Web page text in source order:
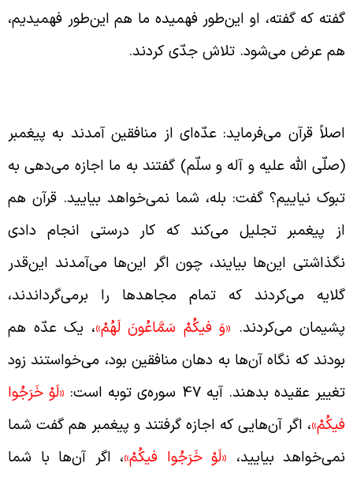
که گفته، او این‌طور فهمیده ما هم این‌طور فهمیدیم،
عرض می‌شود. تلاش جدّی کردند.
قرآن می‌فرماید: عدّه‌ای از منافقین آمدند به پیغمبر
الله علیه و آله و سلّم) گفتند به ما اجازه می‌دهی به
نیاییم؟ گفت: بله، شما نمی‌خواهد بیایید. قرآن هم
پیغمبر تجلیل می‌کند که کار درستی انجام دادی
این‌ها بیایند، چون اگر این‌ها می‌آمدند این‌قدر
می‌کردند که تمام مجاهدها را برمی‌گرداندند،
می‌کردند.«وَ فيكُمْ سَمَّاعُونَ لَهُمْ»،یک عدّه هم
که نگاه آن‌ها به دهان منافقین بود، می‌خواستند زود
عقیده بدهند. آیه‌ 47 سوره‌ی توبه است:
«لَوْ خَرَجُوا
، اگر آن‌هایی که اجازه گرفتند و پیغمبر هم گفت شما
بیایید، «لَوْ خَرَجُوا فيكُمْ»، اگر آن‌ها با شما